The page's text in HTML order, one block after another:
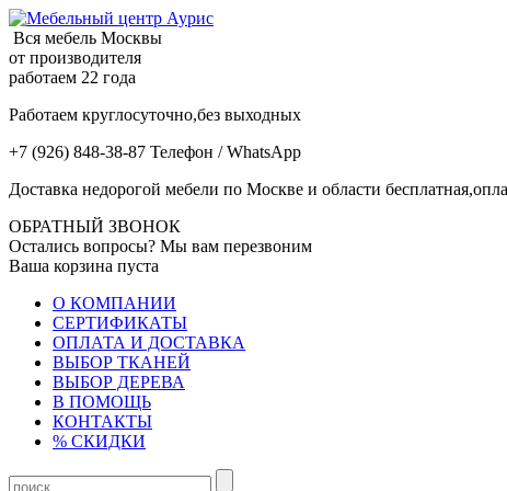
Вся мебель Москвы
от производителя
работаем 22 года
Работаем круглосуточно,без выходных
+7 (926) 848-38-87 Телефон / WhatsApp
Доставка недорогой мебели по Москве и области
ОБРАТНЫЙ ЗВОНОК
Остались вопросы? Мы вам перезвоним
Ваша корзина пуста
О КОМПАНИИ
СЕРТИФИКАТЫ
ОПЛАТА И ДОСТАВКА
ВЫБОР ТКАНЕЙ
ВЫБОР ДЕРЕВА
В ПОМОЩЬ
КОНТАКТЫ
% СКИДКИ